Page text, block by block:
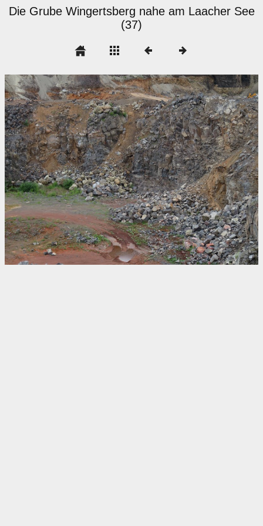
Die Grube Wingertsberg nahe am Laacher See
(37)